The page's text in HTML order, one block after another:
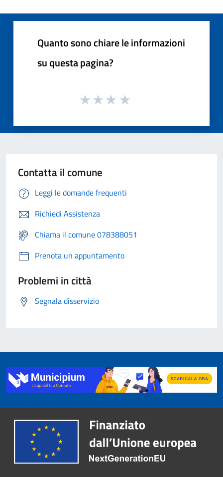
Quanto sono chiare le informazioni
su questa pagina?
Contatta il comune
Leggi le domande frequenti
Richiedi Assistenza
Chiama il comune 078388051
Prenota un appuntamento
Problemi in città
Segnala disservizio